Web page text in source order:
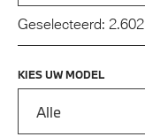
Typ een automodel
Geselecteerd: 2.602
KIES UW MODEL